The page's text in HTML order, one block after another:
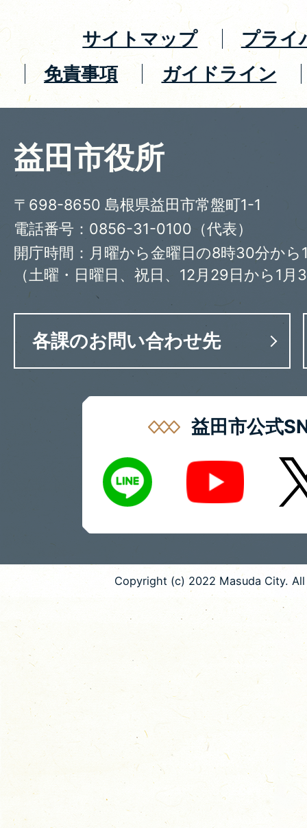
サイトマップ
プライ
免責事項
ガイドライン
益田市役所
〒698-8650 島根県益田市常盤町1-1
電話番号：0856-31-0100（代表）
開庁時間：月曜から金曜日の8時30分から
（土曜・日曜日、祝日、12月29日から1月
各課のお問い合わせ先
益田市公式
LINE
Youtube X
Copyright (c) 2022 Masuda City.